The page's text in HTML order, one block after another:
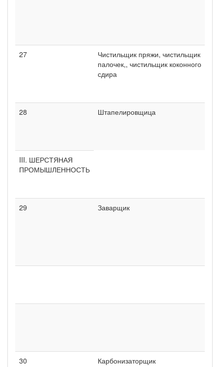
27
Чистильщик пряжи, чистильщик
палочек,, чистильщик коконного
сдира
28 Штапелировщица
III. ШЕРСТЯНАЯ
ПРОМЫШЛЕННОСТЬ
29 Заварщик
30 Карбонизаторщик